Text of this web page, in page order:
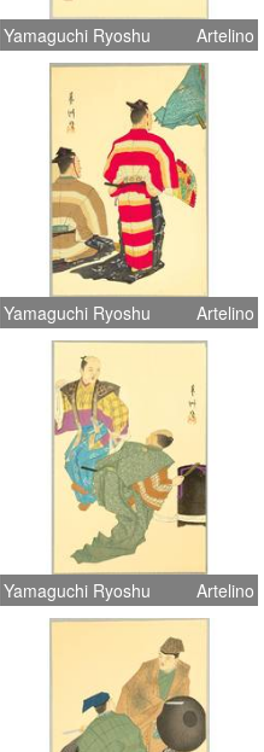
Yamaguchi Ryoshu Artelino
Yamaguchi Ryoshu Artelino
Yamaguchi Ryoshu Artelino